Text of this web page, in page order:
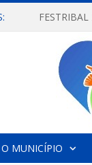
O MUNICÍPIO